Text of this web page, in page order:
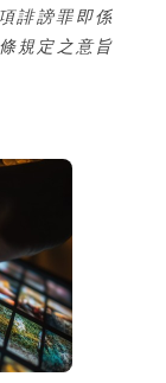
誹謗罪即係
規定之意旨